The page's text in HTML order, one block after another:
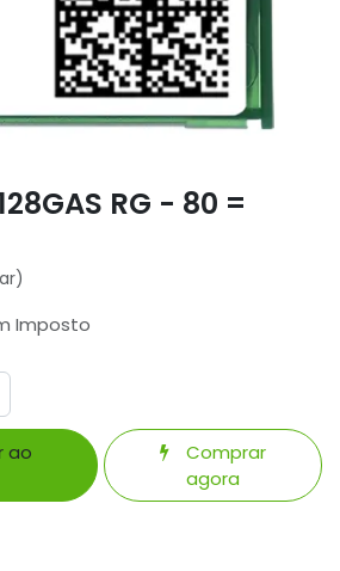
RG - 80 =
Imposto
ao
Comprar
agora